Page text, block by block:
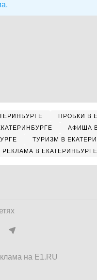
ПРОБКИ В
АФИША
ТУРИЗМ В
РЕКЛАМА В ЕКАТЕРИНБУРГЕ
на E1.RU